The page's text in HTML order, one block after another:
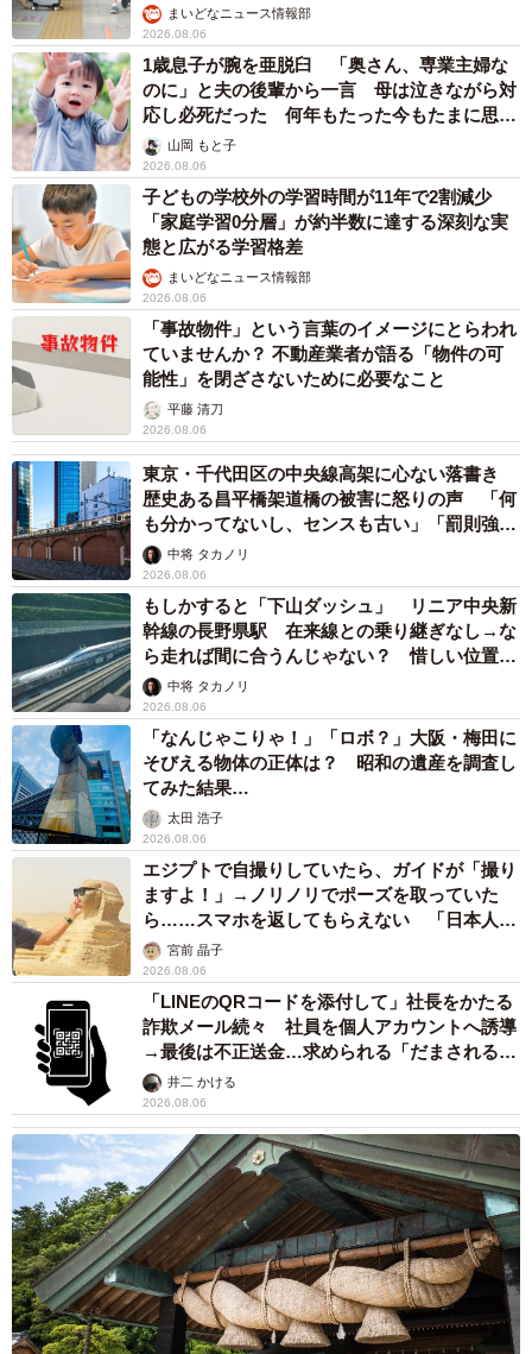
まいどなニュース情報部
2026.08.06
1歳息子が腕を亜脱臼 「奥さん、専業主婦な
のに」と夫の後輩から一言 母は泣きながら対
応し必死だった 何年もたった今もたまに思い
出し…山岡 もと子
2026.08.06
子どもの学校外の学習時間が11年で2割減少
「家庭学習0分層」が約半数に達する深刻な実
態と広がる学習格差
まいどなニュース情報部
2026.08.06
「事故物件」という言葉のイメージにとらわれ
ていませんか？ 不動産業者が語る「物件の可
能性」を閉ざさないために必要なこと
平藤 清刀
2026.08.06
東京・千代田区の中央線高架に心ない落書き
歴史ある昌平橋架道橋の被害に怒りの声 「何
も分かってないし、センスも古い」「罰則強化
して」中将 タカノリ
2026.08.06
もしかすると「下山ダッシュ」 リニア中央新
幹線の長野県駅 在来線との乗り継ぎなし→な
ら走れば間に合うんじゃない？ 惜しい位置関
係が反響
中将 タカノリ
2026.08.06
「なんじゃこりゃ！」「ロボ？」大阪・梅田に
そびえる物体の正体は？ 昭和の遺産を調査し
てみた結果…
太田 浩子
2026.08.06
エジプトで自撮りしていたら、ガイドが「撮り
ますよ！」→ノリノリでポーズを取っていた
ら……スマホを返してもらえない 「日本人は
カモ代表かも」「私は6時間で3万円払った」
宮前 晶子
2026.08.06
「LINEのQRコードを添付して」社長をかたる
詐欺メール続々 社員を個人アカウントへ誘導
→最後は不正送金…求められる「だまされる前
提」の対策
井二 かける
2026.08.06